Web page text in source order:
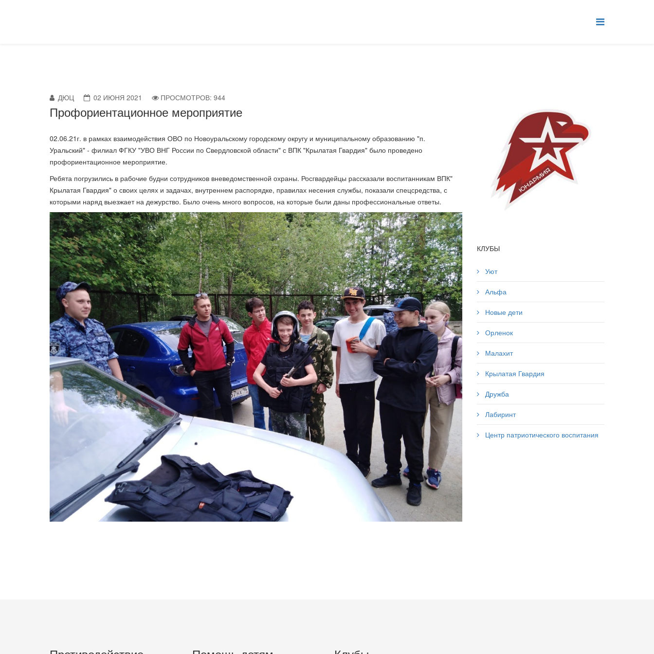
ДЮЦ 02 ИЮНЯ 2021 ПРОСМОТРОВ: 944
Профориентационное мероприятие
02.06.21г. в рамках взаимодействия ОВО по Новоуральскому городскому округу и муниципальному образованию "п.
Уральский" - филиал ФГКУ "УВО ВНГ России по Свердловской области" с ВПК "Крылатая Гвардия" было проведено
профориентационное мероприятие.
Ребята погрузились в рабочие будни сотрудников вневедомственной охраны. Росгвардейцы рассказали воспитанникам ВПК"
Крылатая Гвардия" о своих целях и задачах, внутреннем распорядке, правилах несения службы, показали спецсредства, с
которыми наряд выезжает на дежурство. Было очень много вопросов, на которые были даны профессиональные ответы.
КЛУБЫ
Уют
Альфа
Новые дети
Орленок
Малахит
Крылатая Гвардия
Дружба
Лабиринт
Центр патриотического воспитания